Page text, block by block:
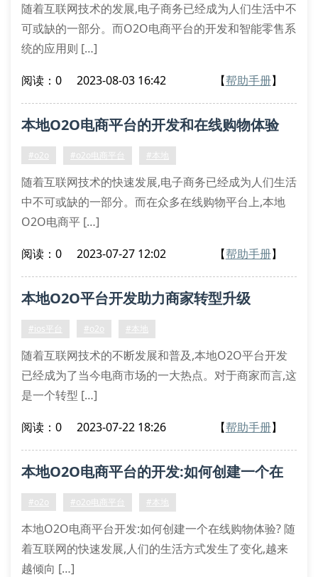
随着互联网技术的发展,电子商务已经成为人们生活中不
可或缺的一部分。而O2O电商平台的开发和智能零售系
统的应用则 […]
阅读：0 2023-08-03 16:42 【帮助手册】
本地O2O电商平台的开发和在线购物体验
#o2o #o2o电商平台 #本地
随着互联网技术的快速发展,电子商务已经成为人们生活
中不可或缺的一部分。而在众多在线购物平台上,本地
O2O电商平 […]
阅读：0 2023-07-27 12:02 【帮助手册】
本地O2O平台开发助力商家转型升级
#ios平台 #o2o #本地
随着互联网技术的不断发展和普及,本地O2O平台开发
已经成为了当今电商市场的一大热点。对于商家而言,这
是一个转型 […]
阅读：0 2023-07-22 18:26 【帮助手册】
本地O2O电商平台的开发:如何创建一个在
线购物体验?
#o2o #o2o电商平台 #本地
本地O2O电商平台开发:如何创建一个在线购物体验? 随
着互联网的快速发展,人们的生活方式发生了变化,越来
越倾向 […]